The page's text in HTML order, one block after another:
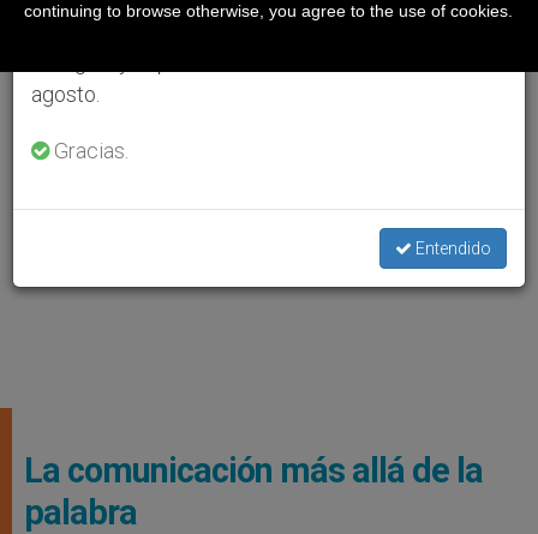
La comunicación más allá de la
palabra
agosto.
Gracias.
Entendido
continuing to browse otherwise, you agree to the use of cookies.